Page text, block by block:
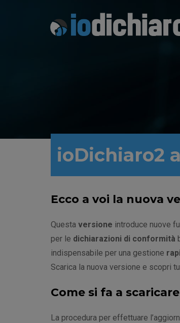
ioDichiaro2
Ecco a voi la nuova
Questa versione introduce nuove
per le dichiarazioni di conformità
indispensabile per una gestione
Scarica la nuova versione e scopri
Come si fa a
La procedura per effettuare